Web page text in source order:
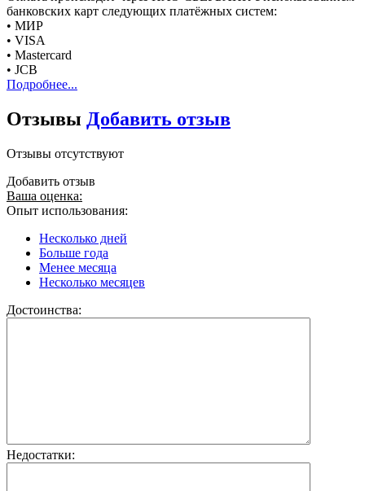
банковских карт следующих платёжных систем:
• МИР
• VISA
• Mastercard
• JCB
Подробнее...
Отзывы Добавить отзыв
Отзывы отсутствуют
Добавить отзыв
Ваша оценка:
Опыт использования:
Несколько дней
Больше года
Менее месяца
Несколько месяцев
Достоинства:
Недостатки: